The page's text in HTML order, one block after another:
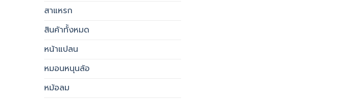
สาแหรก
สินค้าทั้งหมด
หน้าแปลน
หมอนหนุนล้อ
หม้อลม